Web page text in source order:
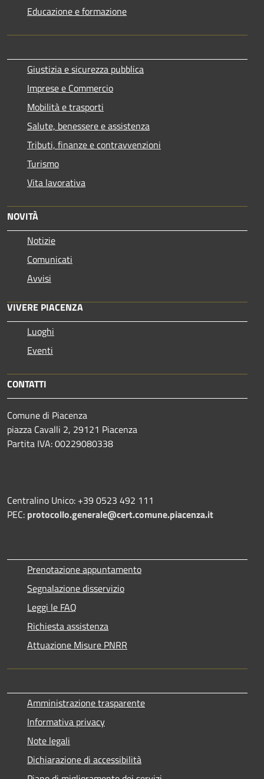
Educazione e formazione
Giustizia e sicurezza pubblica
Imprese e Commercio
Mobilità e trasporti
Salute, benessere e assistenza
Tributi, finanze e contravvenzioni
Turismo
Vita lavorativa
NOVITÀ
Notizie
Comunicati
Avvisi
VIVERE PIACENZA
Luoghi
Eventi
CONTATTI
Comune di Piacenza
piazza Cavalli 2, 29121 Piacenza
Partita IVA: 00229080338
Centralino Unico: +39 0523 492 111
PEC: protocollo.generale@cert.comune.piacenza.it
Prenotazione appuntamento
Segnalazione disservizio
Leggi le FAQ
Richiesta assistenza
Attuazione Misure PNRR
Amministrazione trasparente
Informativa privacy
Note legali
Dichiarazione di accessibilità